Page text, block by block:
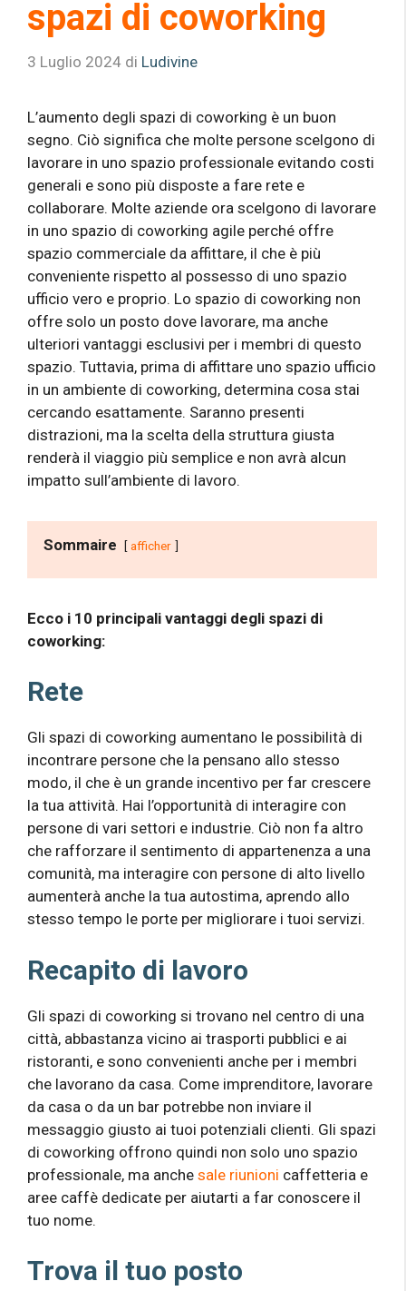
spazi di coworking
3 Luglio 2024 di Ludivine
L’aumento degli spazi di coworking è un buon
segno. Ciò significa che molte persone scelgono di
lavorare in uno spazio professionale evitando costi
generali e sono più disposte a fare rete e
collaborare. Molte aziende ora scelgono di lavorare
in uno spazio di coworking agile perché offre
spazio commerciale da affittare, il che è più
conveniente rispetto al possesso di uno spazio
ufficio vero e proprio. Lo spazio di coworking non
offre solo un posto dove lavorare, ma anche
ulteriori vantaggi esclusivi per i membri di questo
spazio. Tuttavia, prima di affittare uno spazio ufficio
in un ambiente di coworking, determina cosa stai
cercando esattamente. Saranno presenti
distrazioni, ma la scelta della struttura giusta
renderà il viaggio più semplice e non avrà alcun
impatto sull’ambiente di lavoro.
Sommaire afficher
Ecco i 10 principali vantaggi degli spazi di
coworking:
Rete
Gli spazi di coworking aumentano le possibilità di
incontrare persone che la pensano allo stesso
modo, il che è un grande incentivo per far crescere
la tua attività. Hai l’opportunità di interagire con
persone di vari settori e industrie. Ciò non fa altro
che rafforzare il sentimento di appartenenza a una
comunità, ma interagire con persone di alto livello
aumenterà anche la tua autostima, aprendo allo
stesso tempo le porte per migliorare i tuoi servizi.
Recapito di lavoro
Gli spazi di coworking si trovano nel centro di una
città, abbastanza vicino ai trasporti pubblici e ai
ristoranti, e sono convenienti anche per i membri
che lavorano da casa. Come imprenditore, lavorare
da casa o da un bar potrebbe non inviare il
messaggio giusto ai tuoi potenziali clienti. Gli spazi
di coworking offrono quindi non solo uno spazio
professionale, ma anche sale riunioni caffetteria e
aree caffè dedicate per aiutarti a far conoscere il
tuo nome.
Trova il tuo posto